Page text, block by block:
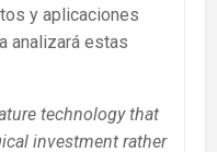
y aplicaciones
analizará estas
technology that
investment rather